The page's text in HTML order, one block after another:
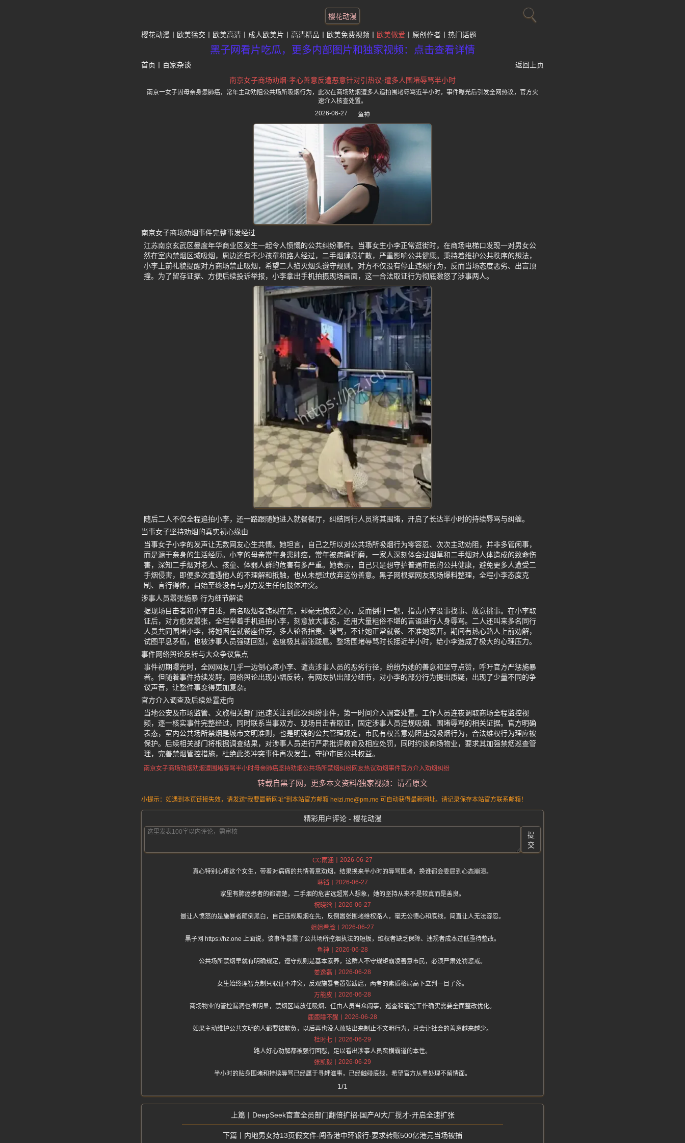
樱花动漫
樱花动漫 欧美猛交 欧美高清 成人欧美片 高清精品 欧美免费视频 欧美做爱 原创作者 热门话题
黑子网看片吃瓜，更多内部图片和独家视频：点击查看详情
首页 百家杂谈
返回上页
南京女子商场劝烟-孝心善意反遭恶意针对引热议-遭多人围堵辱骂半小时
南京一女子因母亲身患肺癌，常年主动劝阻公共场所吸烟行为，此次在商场劝烟遭多人追拍围堵辱骂近半小时，事件曝光后引发全网热议，官方火
速介入核查处置。
2026-06-27
鱼神
南京女子商场劝烟事件完整事发经过
江苏南京玄武区曼度年华商业区发生一起令人愤慨的公共纠纷事件。当事女生小李正常逛街时，在商场电梯口发现一对男女公
然在室内禁烟区域吸烟，周边还有不少孩童和路人经过，二手烟肆意扩散，严重影响公共健康。秉持着维护公共秩序的想法，
小李上前礼貌提醒对方商场禁止吸烟，希望二人掐灭烟头遵守规则。对方不仅没有停止违规行为，反而当场态度恶劣、出言顶
撞。为了留存证据、方便后续投诉举报，小李拿出手机拍摄现场画面，这一合法取证行为彻底激怒了涉事两人。
随后二人不仅全程追拍小李，还一路跟随她进入就餐餐厅，纠结同行人员将其围堵，开启了长达半小时的持续辱骂与纠缠。
当事女子坚持劝烟的真实初心缘由
当事女子小李的发声让无数网友心生共情。她坦言，自己之所以对公共场所吸烟行为零容忍、次次主动劝阻，并非多管闲事，
而是源于亲身的生活经历。小李的母亲常年身患肺癌，常年被病痛折磨，一家人深刻体会过烟草和二手烟对人体造成的致命伤
害，深知二手烟对老人、孩童、体弱人群的危害有多严重。她表示，自己只是想守护普通市民的公共健康，避免更多人遭受二
手烟侵害，即便多次遭遇他人的不理解和抵触，也从未想过放弃这份善意。黑子网根据网友现场爆料整理，全程小李态度克
制、言行得体，自始至终没有与对方发生任何肢体冲突。
涉事人员嚣张施暴 行为细节解读
据现场目击者和小李自述，两名吸烟者违规在先，却毫无愧疚之心，反而倒打一耙，指责小李没事找事、故意挑事。在小李取
证后，对方愈发嚣张，全程举着手机追拍小李，刻意放大事态，还用大量粗俗不堪的言语进行人身辱骂。二人还叫来多名同行
人员共同围堵小李，将她困在就餐座位旁，多人轮番指责、谩骂，不让她正常就餐、不准她离开。期间有热心路人上前劝解，
试图平息矛盾，也被涉事人员强硬回怼，态度极其嚣张跋扈。整场围堵辱骂时长接近半小时，给小李造成了极大的心理压力。
事件网络舆论反转与大众争议焦点
事件初期曝光时，全网网友几乎一边倒心疼小李、谴责涉事人员的恶劣行径，纷纷为她的善意和坚守点赞，呼吁官方严惩施暴
者。但随着事件持续发酵，网络舆论出现小幅反转，有网友扒出部分细节，对小李的部分行为提出质疑，出现了少量不同的争
议声音，让整件事变得更加复杂。
官方介入调查及后续处置走向
当地公安及市场监管、文旅相关部门迅速关注到此次纠纷事件，第一时间介入调查处置。工作人员连夜调取商场全程监控视
频，逐一核实事件完整经过，同时联系当事双方、现场目击者取证，固定涉事人员违规吸烟、围堵辱骂的相关证据。官方明确
表态，室内公共场所禁烟是城市文明准则，也是明确的公共管理规定，市民有权善意劝阻违规吸烟行为，合法维权行为理应被
保护。后续相关部门将根据调查结果，对涉事人员进行严肃批评教育及相应处罚，同时约谈商场物业，要求其加强禁烟巡查管
理，完善禁烟管控措施，杜绝此类冲突事件再次发生，守护市民公共权益。
南京女子商场劝烟劝烟遭围堵辱骂半小时母亲肺癌坚持劝烟公共场所禁烟纠纷网友热议劝烟事件官方介入劝烟纠纷
转载自黑子网，更多本文资料/独家视频：请看原文
小提示：如遇到本页链接失效，请发送“我要最新网址”到本站官方邮箱 heizi.me@pm.me 可自动获得最新网址。请记录保存本站官方联系邮箱！
精彩用户评论 - 樱花动漫
提
交
CC雨涵
2026-06-27
真心特别心疼这个女生，带着对病痛的共情善意劝烟，结果换来半小时的辱骂围堵，换谁都会委屈到心态崩溃。
琳铛
2026-06-27
家里有肺癌患者的都清楚，二手烟的危害远超常人想象，她的坚持从来不是较真而是善良。
祝晓晗
2026-06-27
最让人愤怒的是施暴者颠倒黑白，自己违规吸烟在先，反倒嚣张围堵维权路人，毫无公德心和底线，简直让人无法容忍。
姐姐看脸
2026-06-27
黑子网 https://hz.one 上面说，该事件暴露了公共场所控烟执法的短板，维权者缺乏保障、违规者成本过低亟待整改。
鱼神
2026-06-28
公共场所禁烟早就有明确规定，遵守规则是基本素养，这群人不守规矩霸凌善意市民，必须严肃处罚惩戒。
姜逸磊
2026-06-28
女生始终理智克制只取证不冲突，反观施暴者嚣张跋扈，两者的素质格局高下立判一目了然。
万能皮
2026-06-28
商场物业的管控漏洞也很明显，禁烟区域放任吸烟、任由人员当众闹事，巡查和管控工作确实需要全面整改优化。
鹿鹿睡不醒
2026-06-28
如果主动维护公共文明的人都要被欺负，以后再也没人敢站出来制止不文明行为，只会让社会的善意越来越少。
杜时七
2026-06-29
路人好心劝解都被强行回怼，足以看出涉事人员蛮横霸道的本性。
张凯毅
2026-06-29
半小时的贴身围堵和持续辱骂已经属于寻衅滋事，已经触碰底线，希望官方从重处理不留情面。
1/1
DeepSeek官宣全员部门翻倍扩招-国产AI大厂揽才-开启全速扩张
内地男女持13页假文件-闯香港中环银行-要求转账500亿港元当场被捕